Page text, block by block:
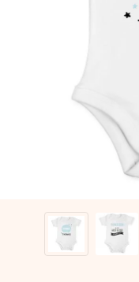
Montag - Freitag :
Samstag - Sonntag